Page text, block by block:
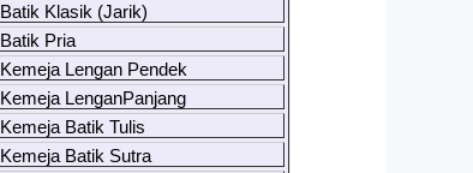
Batik Klasik (Jarik)
Batik Pria
Kemeja Lengan Pendek
Kemeja LenganPanjang
Kemeja Batik Tulis
Kemeja Batik Sutra